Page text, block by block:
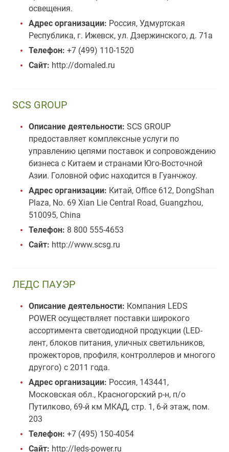
освещения.
Адрес организации: Россия, Удмуртская
Республика, г. Ижевск, ул. Дзержинского, д. 71а
Телефон: +7 (499) 110-1520
Сайт: http://domaled.ru
SCS GROUP
Описание деятельности: SCS GROUP
предоставляет комплексные услуги по
управлению цепями поставок и сопровождению
бизнеса с Китаем и странами Юго-Восточной
Азии. Головной офис находится в Гуанчжоу.
Адрес организации: Китай, Оffice 612, DongShan
Plaza, No. 69 Xian Lie Central Road, Guangzhou,
510095, China
Телефон: 8 800 555-4653
Сайт: http://www.scsg.ru
ЛЕДС ПАУЭР
Описание деятельности: Компания LEDS
POWER осуществляет поставки широкого
ассортимента светодиодной продукции (LED-
лент, блоков питания, уличных светильников,
прожекторов, профиля, контроллеров и многого
другого) c 2011 года.
Адрес организации: Россия, 143441,
Московская обл., Красногорский р-н, п/о
Путилково, 69-й км МКАД, стр. 1, 6-й этаж, пом.
203
Телефон: +7 (495) 150-4054
Сайт: http://leds-power.ru